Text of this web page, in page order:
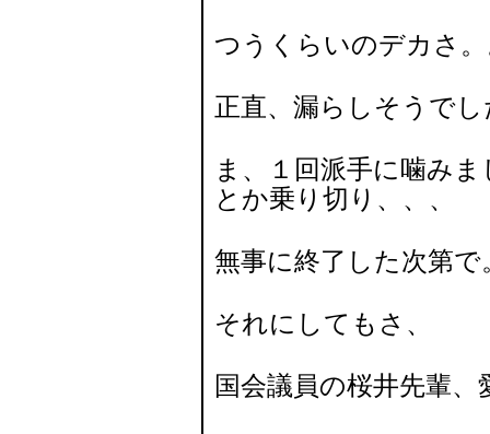
つうくらいのデカさ
正直、漏らしそうでし
ま、１回派手に噛み
とか乗り切り、、、
無事に終了した次第で
それにしてもさ、
国会議員の桜井先輩、